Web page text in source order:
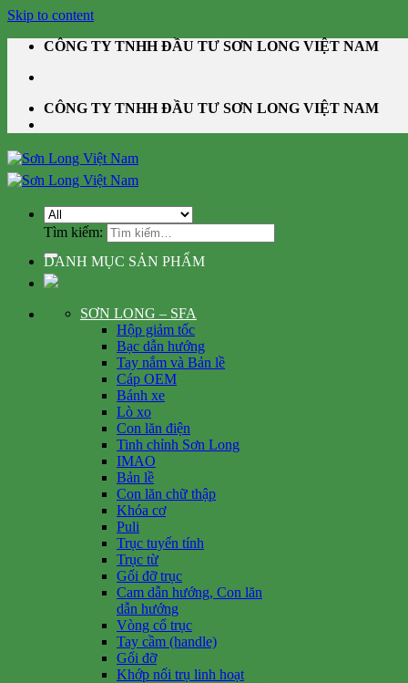
Skip to content
CÔNG TY TNHH ĐẦU TƯ SƠN LONG VIỆT NAM
CÔNG TY TNHH ĐẦU TƯ SƠN LONG VIỆT NAM
Tìm kiếm:
DANH MỤC SẢN PHẨM
SƠN LONG – SFA
Hộp giảm tốc
Bạc dẫn hướng
Tay nắm và Bản lề
Cáp OEM
Bánh xe
Lò xo
Con lăn điện
Tinh chỉnh Sơn Long
IMAO
Bản lề
Con lăn chữ thập
Khóa cơ
Puli
Trục tuyến tính
Trục từ
Gối đỡ trục
Cam dẫn hướng, Con lăn
dẫn hướng
Vòng cổ trục
Tay cầm (handle)
Gối đỡ
Khớp nối trụ linh hoạt